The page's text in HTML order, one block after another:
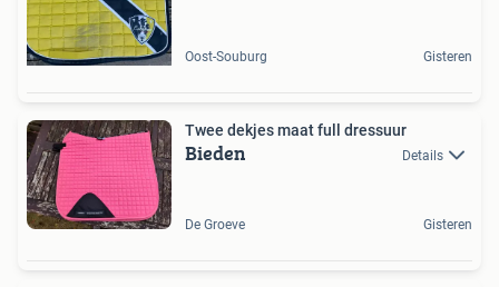
Oost-Souburg Gisteren
Twee dekjes maat full dressuur
Bieden Details
De Groeve Gisteren